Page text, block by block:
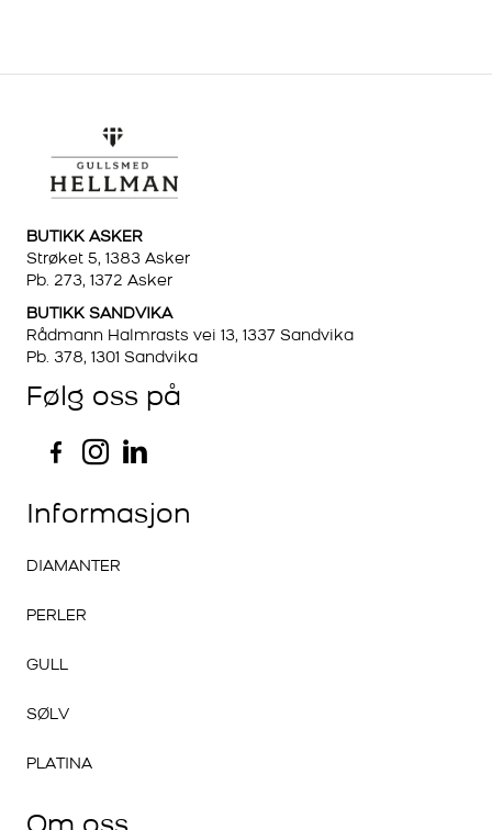
BUTIKK ASKER
Strøket 5, 1383 Asker
Pb. 273, 1372 Asker
BUTIKK SANDVIKA
Rådmann Halmrasts vei 13, 1337 Sandvika
Pb. 378, 1301 Sandvika
Følg oss på
Informasjon
DIAMANTER
PERLER
GULL
SØLV
PLATINA